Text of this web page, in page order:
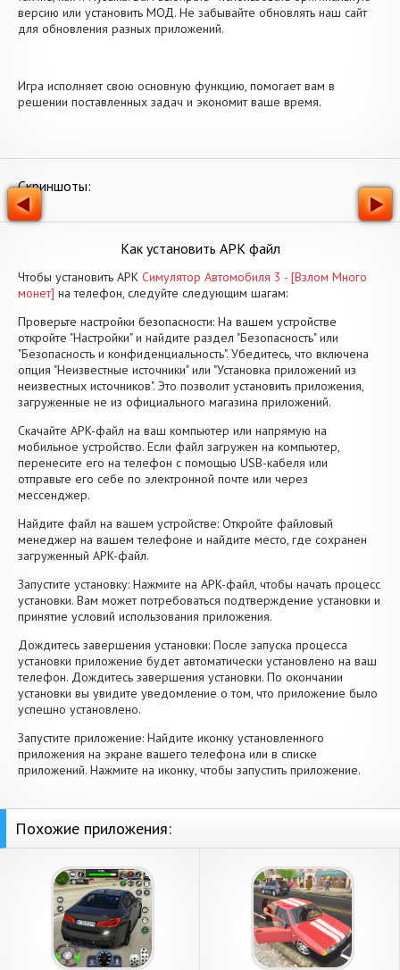
версию или установить МОД. Не забывайте обновлять наш сайт
для обновления разных приложений.
Игра исполняет свою основную функцию, помогает вам в
решении поставленных задач и экономит ваше время.
Скриншоты:
Как установить APK файл
Чтобы установить APK Симулятор Автомобиля 3 - [Взлом Много
монет] на телефон, следуйте следующим шагам:
Проверьте настройки безопасности: На вашем устройстве
откройте "Настройки" и найдите раздел "Безопасность" или
"Безопасность и конфиденциальность". Убедитесь, что включена
опция "Неизвестные источники" или "Установка приложений из
неизвестных источников". Это позволит установить приложения,
загруженные не из официального магазина приложений.
Скачайте APK-файл на ваш компьютер или напрямую на
мобильное устройство. Если файл загружен на компьютер,
перенесите его на телефон с помощью USB-кабеля или
отправьте его себе по электронной почте или через
мессенджер.
Найдите файл на вашем устройстве: Откройте файловый
менеджер на вашем телефоне и найдите место, где сохранен
загруженный APK-файл.
Запустите установку: Нажмите на APK-файл, чтобы начать процесс
установки. Вам может потребоваться подтверждение установки и
принятие условий использования приложения.
Дождитесь завершения установки: После запуска процесса
установки приложение будет автоматически установлено на ваш
телефон. Дождитесь завершения установки. По окончании
установки вы увидите уведомление о том, что приложение было
успешно установлено.
Запустите приложение: Найдите иконку установленного
приложения на экране вашего телефона или в списке
приложений. Нажмите на иконку, чтобы запустить приложение.
Похожие приложения: